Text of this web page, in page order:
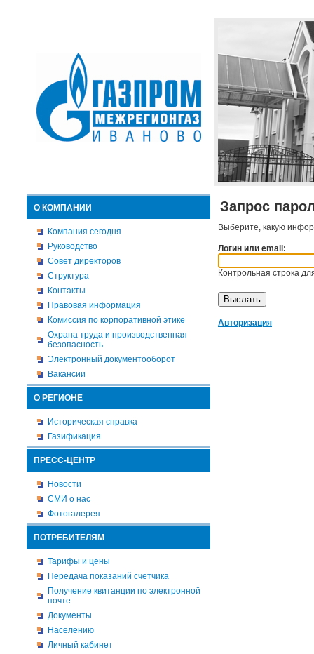
О КОМПАНИИ
Компания сегодня
Руководство
Совет директоров
Структура
Контакты
Правовая информация
Комиссия по корпоративной этике
Охрана труда и производственная
безопасность
Электронный документооборот
Вакансии
О РЕГИОНЕ
Историческая справка
Газификация
ПРЕСС-ЦЕНТР
Новости
СМИ о нас
Фотогалерея
ПОТРЕБИТЕЛЯМ
Тарифы и цены
Передача показаний счетчика
Получение квитанции по электронной
почте
Документы
Населению
Личный кабинет
Запрос
Выберите, какую
Логин или email:
Контрольная строка
Авторизация